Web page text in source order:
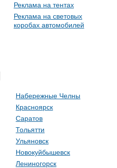
Реклама на тентах
Реклама на световых
коробах автомобилей
Набережные Челны
Красноярск
Саратов
Тольятти
Ульяновск
Новокуйбышевск
Лениногорск